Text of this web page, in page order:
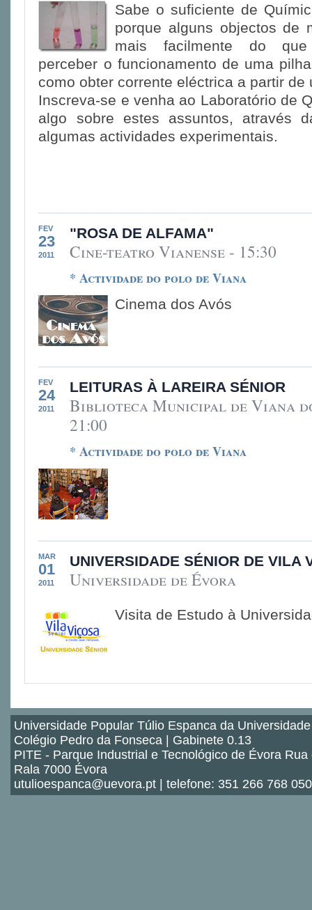
Sabe o suficiente de
porque alguns objectos de
mais facilmente do
perceber o funcionamento de uma
como obter corrente eléctrica a partir de
Inscreva-se e venha ao Laboratório de
algo sobre estes assuntos, através
algumas actividades experimentais.
FEV
23
2011
"ROSA DE ALFAMA"
Cine-teatro Vianense - 15:30
* Actividade do polo de Viana
Cinema dos Avós
FEV
24
2011
LEITURAS À LAREIRA SÉNIOR
Biblioteca Municipal de Viana
21:00
* Actividade do polo de Viana
MAR
01
2011
UNIVERSIDADE SÉNIOR DE VILA
Universidade de Évora
Visita de Estudo à
Universidade Popular Túlio Espanca da
Colégio Pedro da Fonseca | Gabinete 0.13
PITE - Parque Industrial e Tecnológico de Évora Rua
Rala 7000 Évora
utulioespanca@uevora.pt | telefone: 351 266 768 050